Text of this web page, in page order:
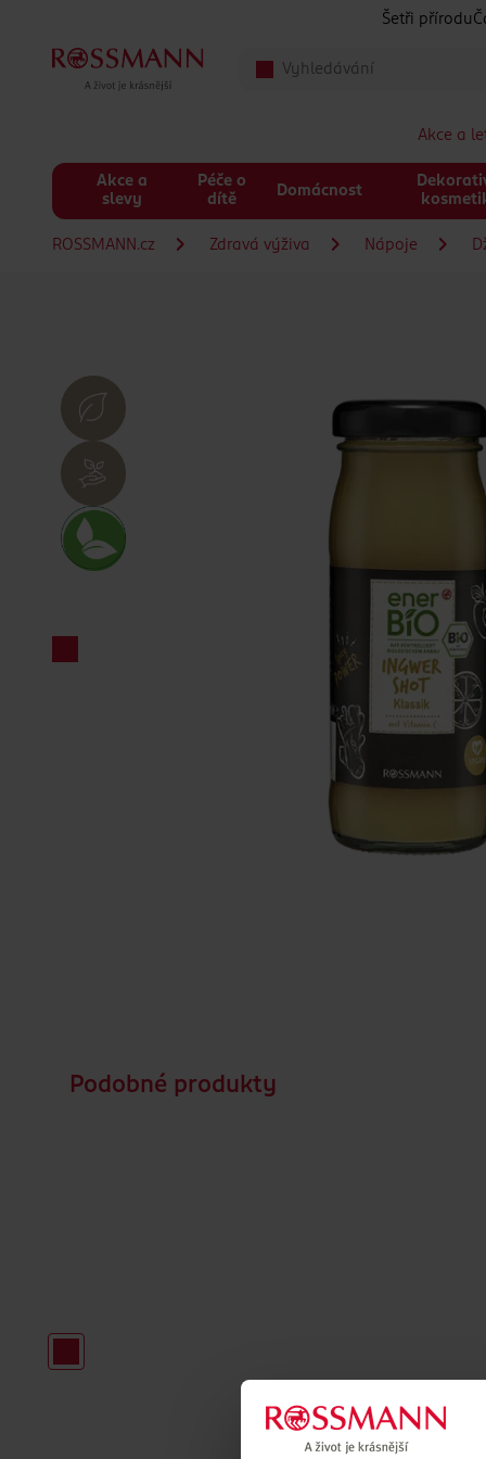
Šetři přírodu
Akce a
Akce a
slevy
Péče o
dítě
Domácnost
ROSSMANN.cz Zdravá výživa Nápoje
Podobné produkty